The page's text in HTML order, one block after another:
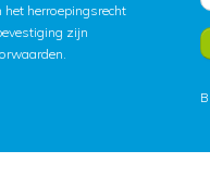
herroepingsrecht
zijn
.